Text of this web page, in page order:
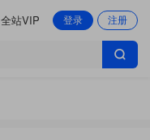
登录 注册
全站VIP